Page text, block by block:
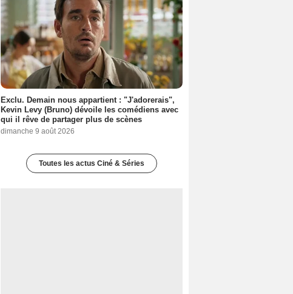
Exclu. Demain nous appartient : "J'adorerais",
Kevin Levy (Bruno) dévoile les comédiens avec
qui il rêve de partager plus de scènes
dimanche 9 août 2026
Toutes les actus Ciné & Séries